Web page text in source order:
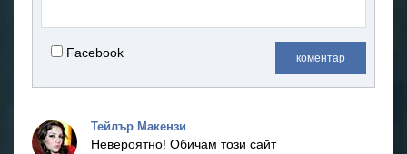
Facebook коментар
Тейлър Макензи
Невероятно! Обичам този сайт